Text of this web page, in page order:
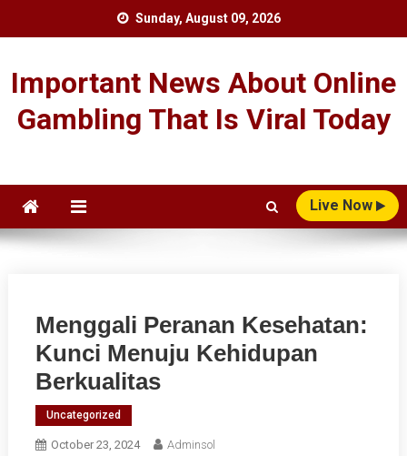
Sunday, August 09, 2026
Important News About Online
Gambling That Is Viral Today
Live Now
Menggali Peranan Kesehatan:
Kunci Menuju Kehidupan
Berkualitas
Uncategorized
October 23, 2024 Adminsol